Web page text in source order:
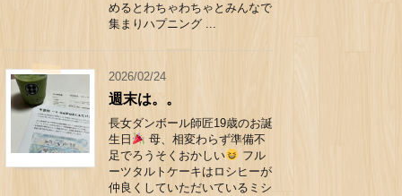
めるとわちゃわちゃとみんなで
集まりハプニング ...
2026/02/24
週末は。。
長女ダンボール師匠19歳のお誕
生日
母、相変わらず準備不
足でろうそくおかしい
フル
ーツタルトケーキはロシヒーが
仲良くしていただいているミシ